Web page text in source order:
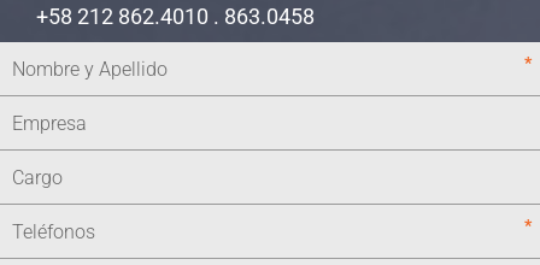
+58 212 862.4010 . 863.0458
*
*